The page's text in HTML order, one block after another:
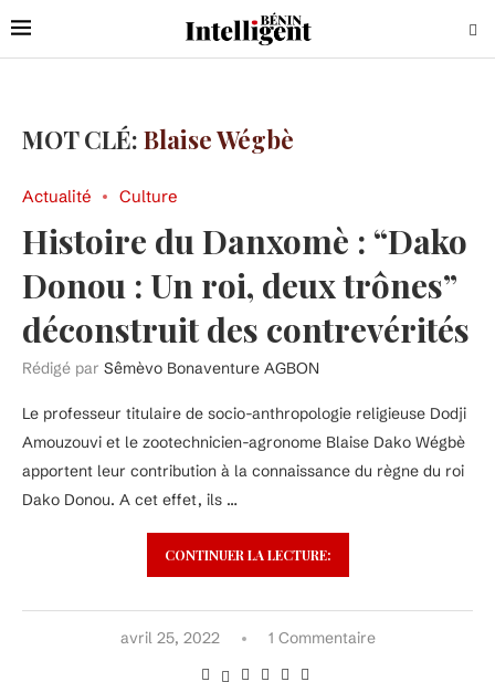
MOT CLÉ: Blaise Wégbè
Actualité Culture
Histoire du Danxomè : “Dako
Donou : Un roi, deux trônes”
déconstruit des contrevérités
Rédigé par Sêmèvo Bonaventure AGBON
Le professeur titulaire de socio-anthropologie religieuse Dodji
Amouzouvi et le zootechnicien-agronome Blaise Dako Wégbè
apportent leur contribution à la connaissance du règne du roi
Dako Donou. A cet effet, ils …
CONTINUER LA LECTURE:
avril 25, 2022 1 Commentaire